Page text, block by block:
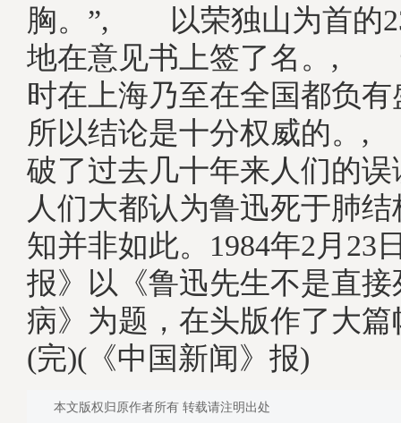
胸。”, 以荣独山为首的
地在意见书上签了名。,
时在上海乃至在全国都负
所以结论是十分权威的
破了过去几十年来人们的
人们大都认为鲁迅死于肺
知并非如此。1984年2月23
报》以《鲁迅先生不是直
病》为题，在头版作了大
(完)(《中国新闻》报)
本文版权归原作者所有 转载请注明出处